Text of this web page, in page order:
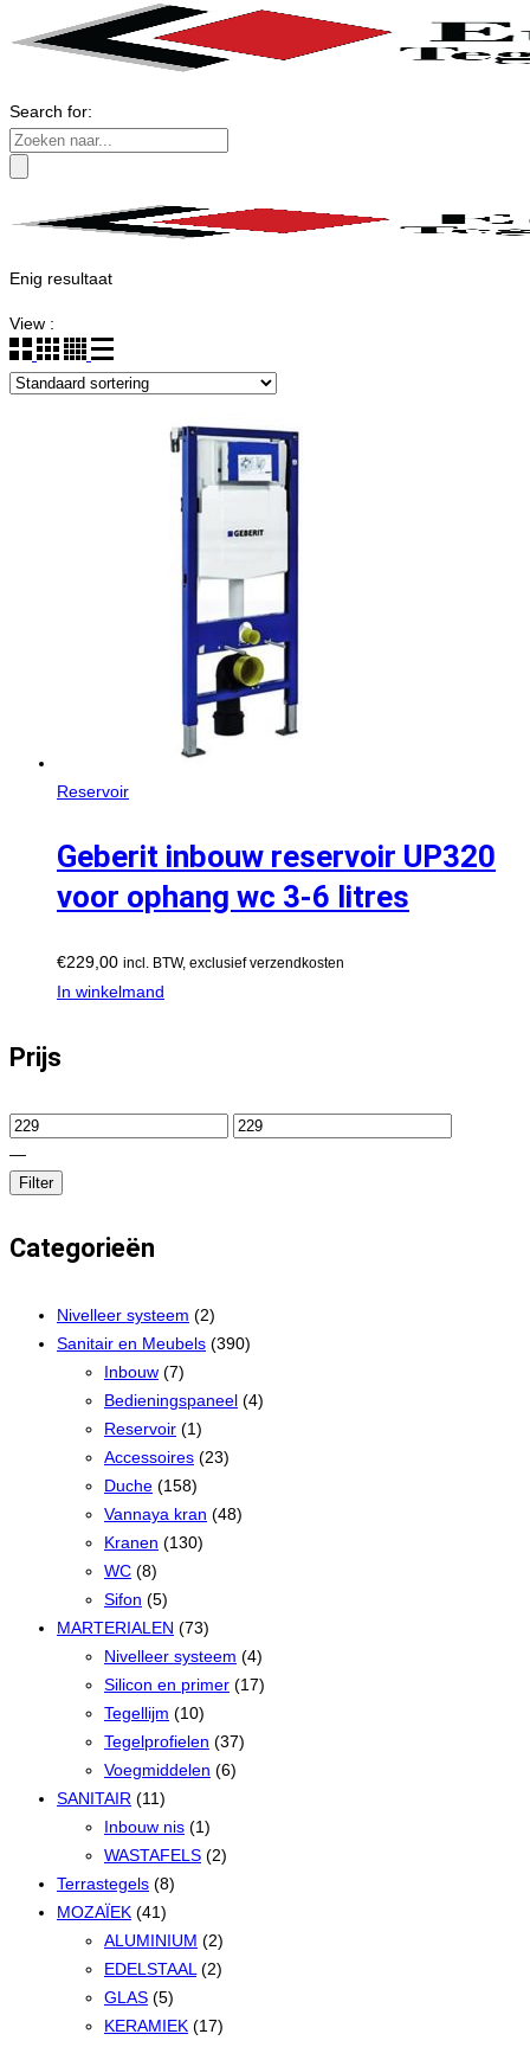
Search for:
Enig resultaat
View :
Reservoir
Geberit inbouw reservoir UP320
voor ophang wc 3-6 litres
€229,00 incl. BTW, exclusief verzendkosten
In winkelmand
Prijs
—
Filter
Categorieën
Nivelleer systeem (2)
Sanitair en Meubels (390)
Inbouw (7)
Bedieningspaneel (4)
Reservoir (1)
Accessoires (23)
Duche (158)
Vannaya kran (48)
Kranen (130)
WC (8)
Sifon (5)
MARTERIALEN (73)
Nivelleer systeem (4)
Silicon en primer (17)
Tegellijm (10)
Tegelprofielen (37)
Voegmiddelen (6)
SANITAIR (11)
Inbouw nis (1)
WASTAFELS (2)
Terrastegels (8)
MOZAÏEK (41)
ALUMINIUM (2)
EDELSTAAL (2)
GLAS (5)
KERAMIEK (17)